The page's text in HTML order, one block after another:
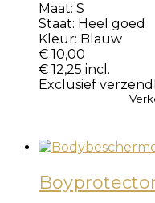
Maat: S
Staat: Heel goed
Kleur: Blauw
€ 10,00
€ 12,25 incl.
Exclusief